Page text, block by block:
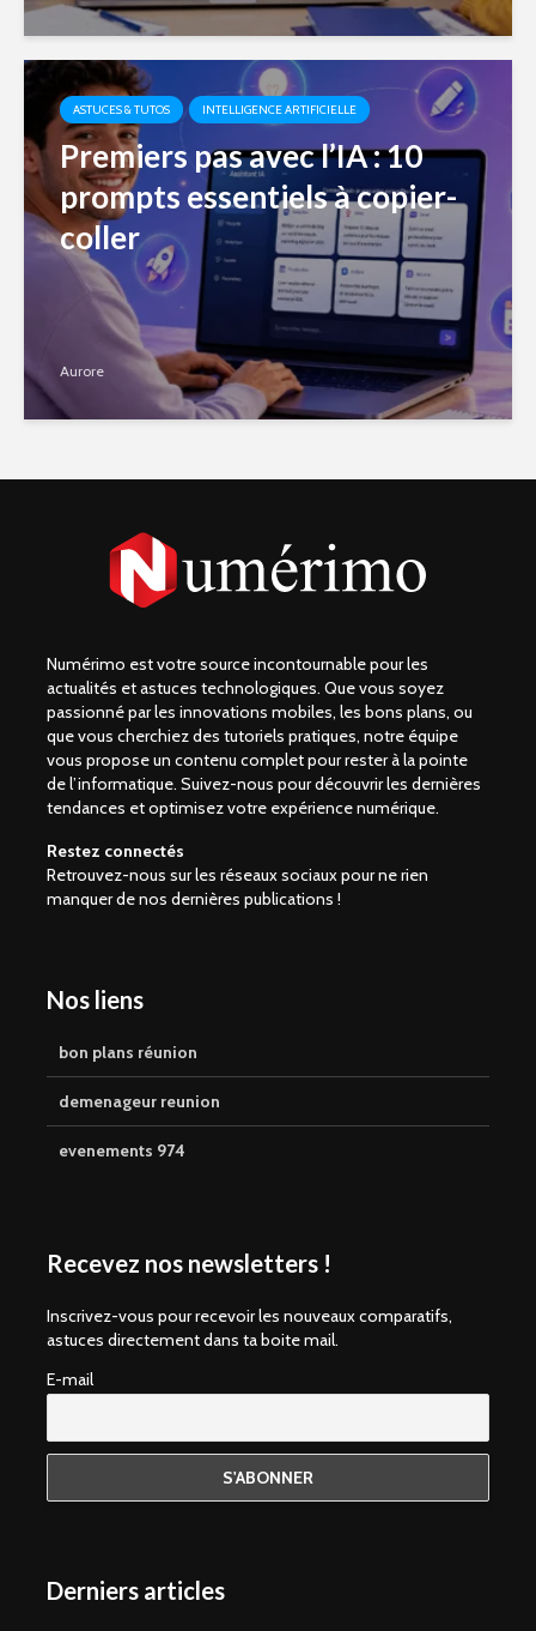
ASTUCES & TUTOS INTELLIGENCE ARTIFICIELLE
Premiers pas avec l’IA : 10
prompts essentiels à copier-
coller
Aurore
Numérimo est votre source incontournable pour les
actualités et astuces technologiques. Que vous soyez
passionné par les innovations mobiles, les bons plans, ou
que vous cherchiez des tutoriels pratiques, notre équipe
vous propose un contenu complet pour rester à la pointe
de l’informatique. Suivez-nous pour découvrir les dernières
tendances et optimisez votre expérience numérique.
Restez connectés
Retrouvez-nous sur les réseaux sociaux pour ne rien
manquer de nos dernières publications !
Nos liens
bon plans réunion
demenageur reunion
evenements 974
Recevez nos newsletters !
Inscrivez-vous pour recevoir les nouveaux comparatifs,
astuces directement dans ta boite mail.
E-mail
Derniers articles